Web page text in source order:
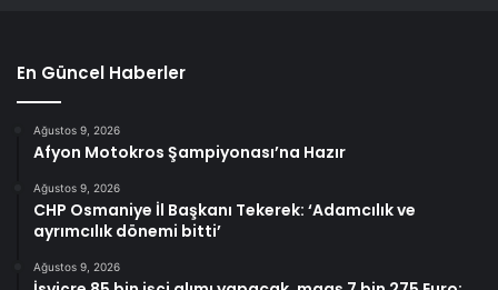
En Güncel Haberler
Ağustos 9, 2026
Afyon Motokros Şampiyonası’na Hazır
Ağustos 9, 2026
CHP Osmaniye İl Başkanı Tekerek: ‘Adamcılık ve
ayrımcılık dönemi bitti’
Ağustos 9, 2026